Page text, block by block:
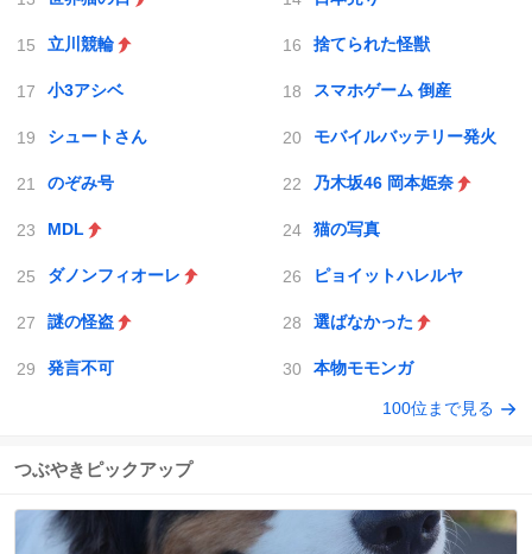
立川競輪 捨てられた怪獣
小3アシベ スマホゲーム 倒産
シュートさん モバイルバッテリー発火
のぞみ号 乃木坂46 岡本姫奈
MDL 猫の写真
ダノンフィオーレ ピョイットハレルヤ
謎の怪盗 選ばなかった
発言不可 本物モモンガ
100位まで見る
つぶやきピックアップ